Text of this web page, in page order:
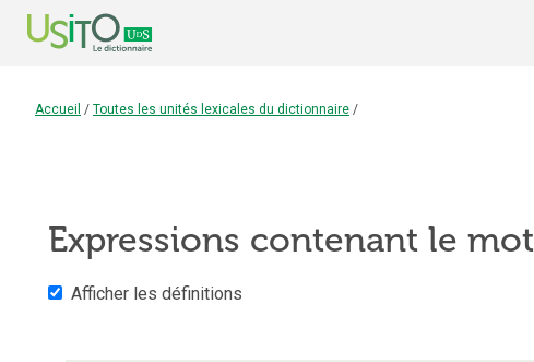
Accueil / Toutes les unités lexicales du dictionnaire /
Expressions contenant le mot
Afficher les définitions